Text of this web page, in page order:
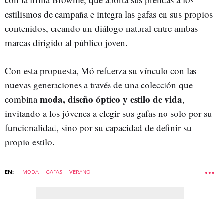
estilismos de campaña e integra las gafas en sus propios
contenidos, creando un diálogo natural entre ambas
marcas dirigido al público joven.
Con esta propuesta, Mó refuerza su vínculo con las
nuevas generaciones a través de una colección que
combinamoda, diseño óptico y estilo de vida,
invitando a los jóvenes a elegir sus gafas no solo por su
funcionalidad, sino por su capacidad de definir su
propio estilo.
MODA GAFAS VERANO